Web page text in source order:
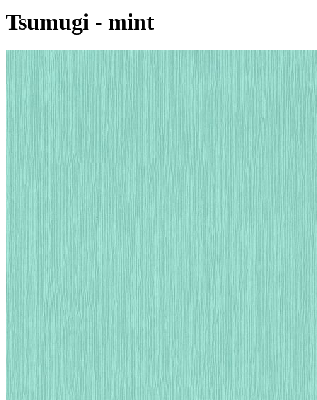
Tsumugi - mint